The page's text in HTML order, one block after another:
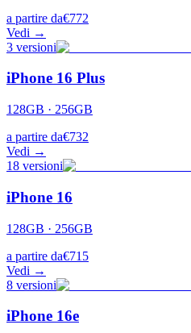
a partire da€772
Vedi →
3 versioni
iPhone 16 Plus
128GB · 256GB
a partire da€732
Vedi →
18 versioni
iPhone 16
128GB · 256GB
a partire da€715
Vedi →
8 versioni
iPhone 16e